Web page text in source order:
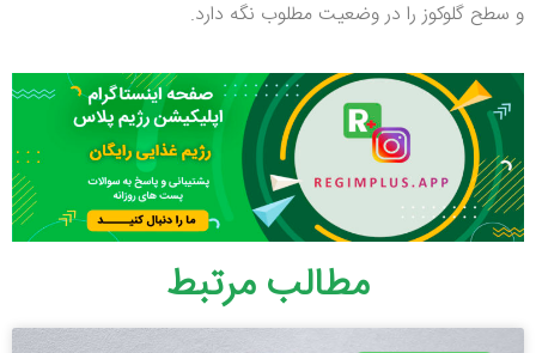
و سطح گلوکوز را در وضعیت مطلوب نگه دارد.
مطالب مرتبط